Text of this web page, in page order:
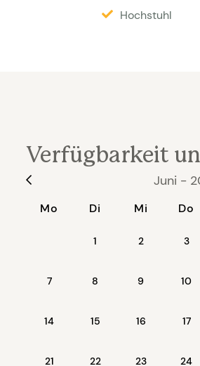
Haustiere nicht
Hochstuhl
Verfügbarkeit
Juni -
Mo Di Mi Do
1 2 3
7 8 9 10
14 15 16 17
21 22 23 24